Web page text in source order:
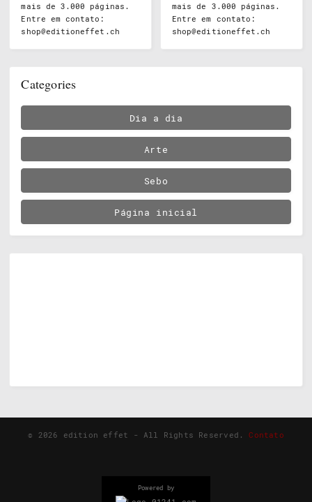
mais de 3.000 páginas.
Entre em contato:
shop@editioneffet.ch
mais de 3.000 páginas.
Entre em contato:
shop@editioneffet.ch
Categories
Dia a dia
Arte
Sebo
Página inicial
© 2026 edition effet - All Rights Reserved.Contato
Powered by